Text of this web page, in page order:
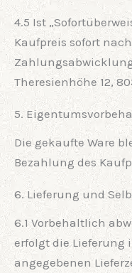
4.5 Ist
Kaufpreis sofort
Theresienhöhe 12,
5.
Die gekaufte Ware
Bezahlung des
6. Lieferung und
6.1 Vorbehaltlich
erfolgt die Lieferung
angegebenen